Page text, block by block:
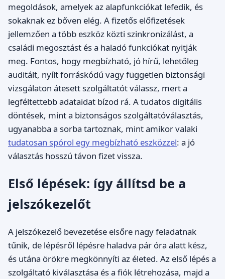
megoldások, amelyek az alapfunkciókat lefedik, és
sokaknak ez bőven elég. A fizetős előfizetések
jellemzően a több eszköz közti szinkronizálást, a
családi megosztást és a haladó funkciókat nyitják
meg. Fontos, hogy megbízható, jó hírű, lehetőleg
auditált, nyílt forráskódú vagy független biztonsági
vizsgálaton átesett szolgáltatót válassz, mert a
legféltettebb adataidat bízod rá. A tudatos digitális
döntések, mint a biztonságos szolgáltatóválasztás,
ugyanabba a sorba tartoznak, mint amikor valaki
tudatosan spórol egy megbízható eszközzel: a jó
választás hosszú távon fizet vissza.
Első lépések: így állítsd be a
jelszókezelőt
A jelszókezelő bevezetése elsőre nagy feladatnak
tűnik, de lépésről lépésre haladva pár óra alatt kész,
és utána örökre megkönnyíti az életed. Az első lépés a
szolgáltató kiválasztása és a fiók létrehozása, majd a